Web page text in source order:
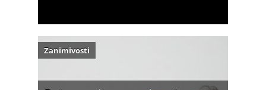
Zanimivosti